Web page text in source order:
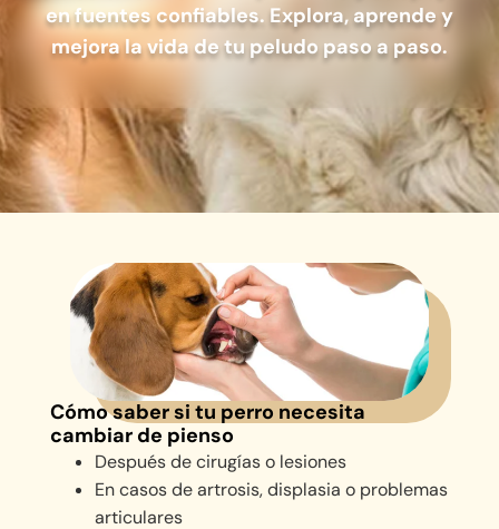
en fuentes confiables. Explora, aprende y
mejora la vida de tu peludo paso a paso.
Cómo saber si tu perro necesita
cambiar de pienso
Después de cirugías o lesiones
En casos de artrosis, displasia o problemas
articulares